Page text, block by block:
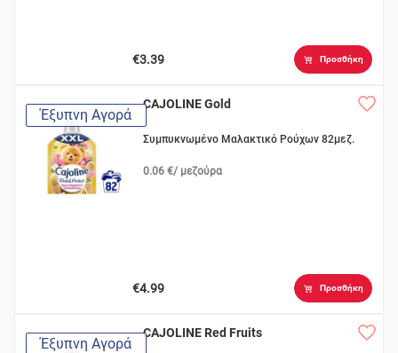
€3.39 Προσθήκη
Έξυπνη Αγορά
CAJOLINE Gold
Συμπυκνωμένο Μαλακτικό Ρούχων 82μεζ.
0.06 €/ μεζούρα
€4.99 Προσθήκη
Έξυπνη Αγορά
CAJOLINE Red Fruits